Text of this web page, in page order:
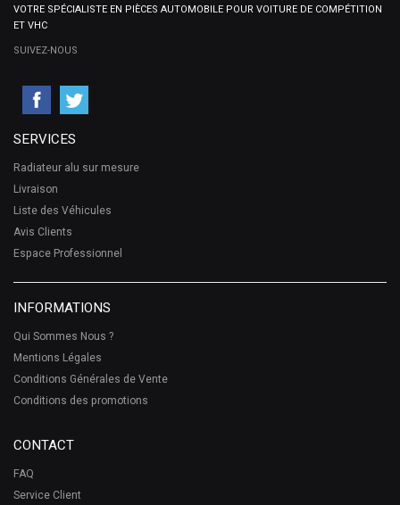
VOTRE SPÉCIALISTE EN PIÈCES AUTOMOBILE POUR VOITURE DE COMPÉTITION
ET VHC
SUIVEZ-NOUS
SERVICES
Radiateur alu sur mesure
Livraison
Liste des Véhicules
Avis Clients
Espace Professionnel
INFORMATIONS
Qui Sommes Nous ?
Mentions Légales
Conditions Générales de Vente
Conditions des promotions
CONTACT
FAQ
Service Client